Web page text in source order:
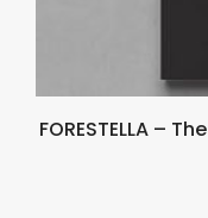
FORESTELLA –